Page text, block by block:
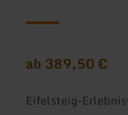
ab 389,50 €
Eifelsteig-